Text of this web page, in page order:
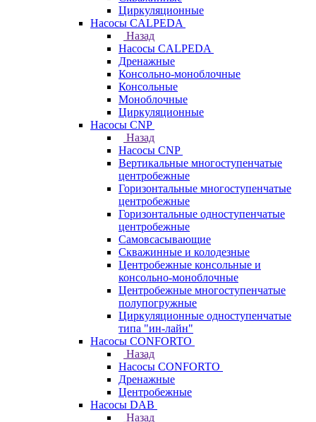
Циркуляционные
Насосы CALPEDA
Назад
Насосы CALPEDA
Дренажные
Консольно-моноблочные
Консольные
Моноблочные
Циркуляционные
Насосы CNP
Назад
Насосы CNP
Вертикальные многоступенчатые
центробежные
Горизонтальные многоступенчатые
центробежные
Горизонтальные одноступенчатые
центробежные
Самовсасывающие
Скважинные и колодезные
Центробежные консольные и
консольно-моноблочные
Центробежные многоступенчатые
полупогружные
Циркуляционные одноступенчатые
типа "ин-лайн"
Насосы CONFORTO
Назад
Насосы CONFORTO
Дренажные
Центробежные
Насосы DAB
Назад